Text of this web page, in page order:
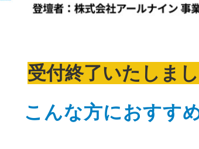
受付終了いたしま
こんな方におすす